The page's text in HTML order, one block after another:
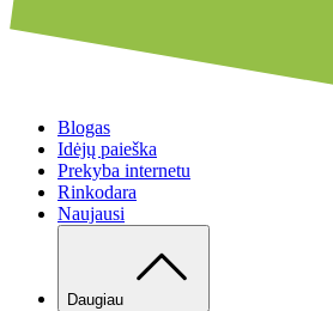
Blogas
Idėjų paieška
Prekyba internetu
Rinkodara
Naujausi
Daugiau